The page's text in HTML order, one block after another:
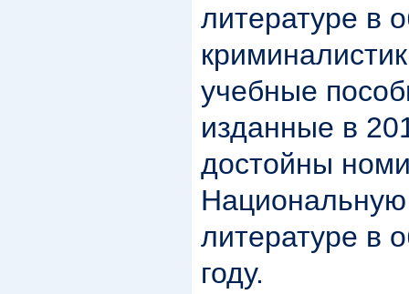
литературе в
учебные
изданные в
достойны
литературе в
году.